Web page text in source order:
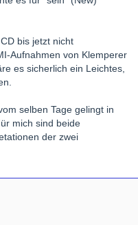
bis jetzt nicht
Aufnahmen von Klemperer
es sicherlich ein Leichtes,
selben Tage gelingt in
mich sind beide
der zwei